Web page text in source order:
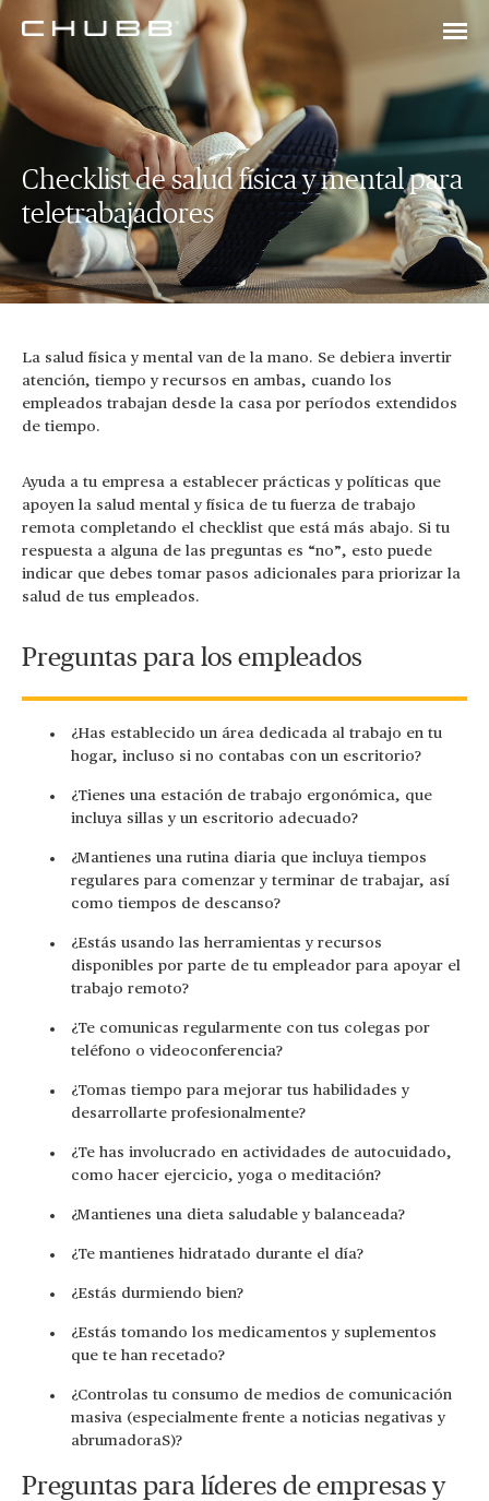
Checklist de salud física y mental para
teletrabajadores
La salud física y mental van de la mano. Se debiera invertir
atención, tiempo y recursos en ambas, cuando los
empleados trabajan desde la casa por períodos extendidos
de tiempo.
Ayuda a tu empresa a establecer prácticas y políticas que
apoyen la salud mental y física de tu fuerza de trabajo
remota completando el checklist que está más abajo. Si tu
respuesta a alguna de las preguntas es “no”, esto puede
indicar que debes tomar pasos adicionales para priorizar la
salud de tus empleados.
Preguntas para los empleados
¿Has establecido un área dedicada al trabajo en tu
hogar, incluso si no contabas con un escritorio?
¿Tienes una estación de trabajo ergonómica, que
incluya sillas y un escritorio adecuado?
¿Mantienes una rutina diaria que incluya tiempos
regulares para comenzar y terminar de trabajar, así
como tiempos de descanso?
¿Estás usando las herramientas y recursos
disponibles por parte de tu empleador para apoyar el
trabajo remoto?
¿Te comunicas regularmente con tus colegas por
teléfono o videoconferencia?
¿Tomas tiempo para mejorar tus habilidades y
desarrollarte profesionalmente?
¿Te has involucrado en actividades de autocuidado,
como hacer ejercicio, yoga o meditación?
¿Mantienes una dieta saludable y balanceada?
¿Te mantienes hidratado durante el día?
¿Estás durmiendo bien?
¿Estás tomando los medicamentos y suplementos
que te han recetado?
¿Controlas tu consumo de medios de comunicación
masiva (especialmente frente a noticias negativas y
abrumadoraS)?
Preguntas para líderes de empresas y